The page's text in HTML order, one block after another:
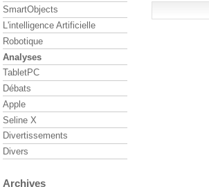
SmartObjects
L'intelligence Artificielle
Robotique
Analyses
TabletPC
Débats
Apple
Seline X
Divertissements
Divers
Archives